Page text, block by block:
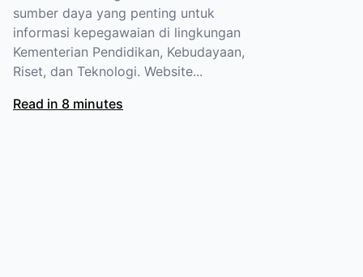
sumber daya yang penting untuk
informasi kepegawaian di lingkungan
Kementerian Pendidikan, Kebudayaan,
Riset, dan Teknologi. Website...
Read in 8 minutes